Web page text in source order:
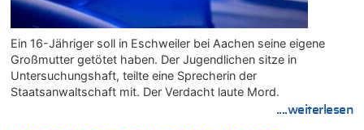
Ein 16-Jähriger soll in Eschweiler bei Aachen seine eigene
Großmutter getötet haben. Der Jugendlichen sitze in
Untersuchungshaft, teilte eine Sprecherin der
Staatsanwaltschaft mit. Der Verdacht laute Mord.
....weiterlesen